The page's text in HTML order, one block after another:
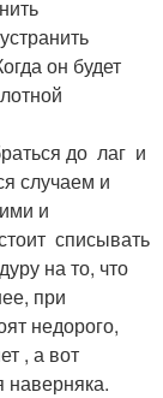
он будет
до лаг и
случаем и
и
списывать
на то, что
при
недорого,
, а вот
наверняка.